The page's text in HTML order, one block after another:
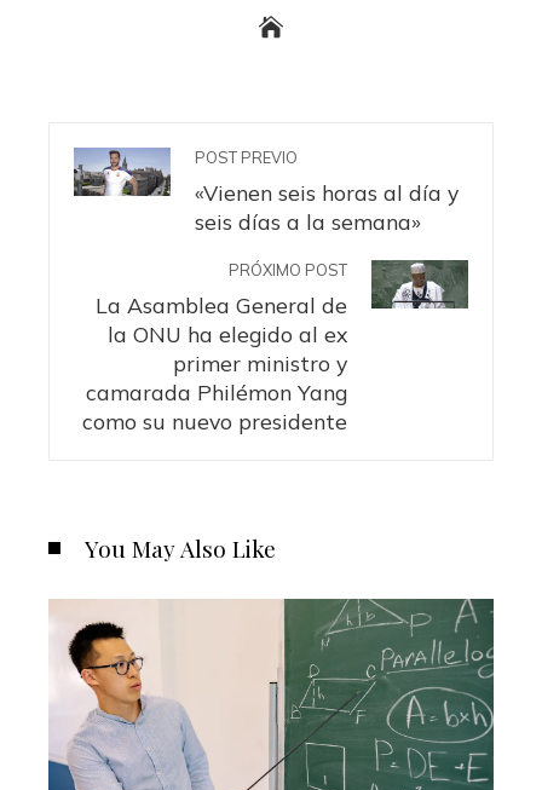
POST PREVIO
«Vienen seis horas al día y
seis días a la semana»
PRÓXIMO POST
La Asamblea General de
la ONU ha elegido al ex
primer ministro y
camarada Philémon Yang
como su nuevo presidente
You May Also Like